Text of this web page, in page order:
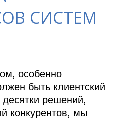
СИСТЕМ
особенно
быть клиентский
решений,
конкурентов, мы